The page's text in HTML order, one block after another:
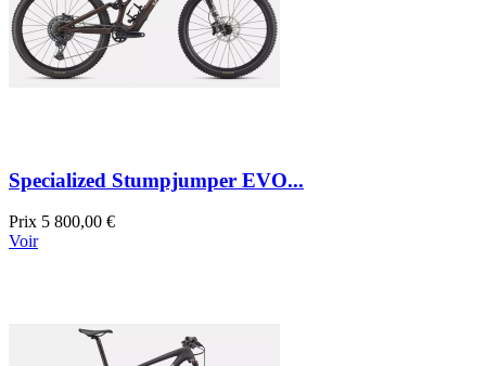
Specialized Stumpjumper EVO...
Prix 5 800,00 €
Voir